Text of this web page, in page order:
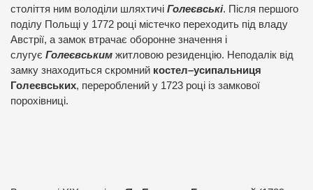
століття ним володіли шляхтичі Голеєвські. Після першого
поділу Польщі у 1772 році містечко переходить під владу
Австрії, а замок втрачає оборонне значення і
слугує Голеєвським житловою резиденцію. Неподалік від
замку знаходиться скромний костел–усипальниця
Голеєвських, перероблений у 1723 році із замкової
порохівниці.